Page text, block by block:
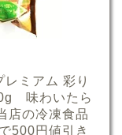
ミアム 彩り
味わいたら
店の冷凍食品
500円値引き